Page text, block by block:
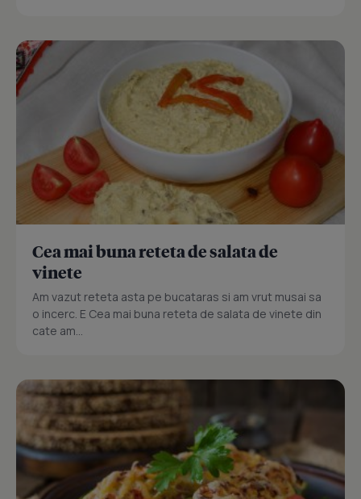
Cea mai buna reteta de salata de
vinete
Am vazut reteta asta pe bucataras si am vrut musai sa
o incerc. E Cea mai buna reteta de salata de vinete din
cate am...